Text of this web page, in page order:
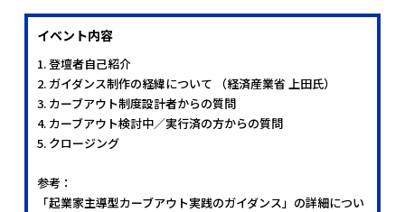
イベント内容
1. 登壇者自己紹介
2. ガイダンス制作の経緯について （経済産業省 上田氏）
3. カーブアウト制度設計者からの質問
4. カーブアウト検討中／実行済の方からの質問
5. クロージング
参考：
「起業家主導型カーブアウト実践のガイダンス」の詳細につい